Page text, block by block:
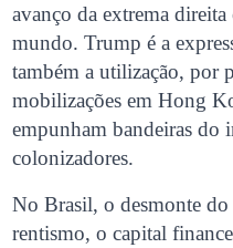
avanço da extrema
mundo. Trump é a
também a utilização, por
mobilizações em Hong
empunham bandeiras do
colonizadores.
No Brasil, o desmonte
rentismo, o capital